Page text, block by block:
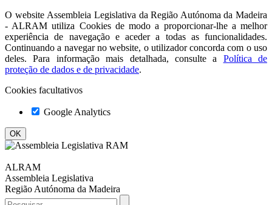
O website Assembleia Legislativa da Região Autónoma da Madeira
- ALRAM utiliza Cookies de modo a proporcionar-lhe a melhor
experiência de navegação e aceder a todas as funcionalidades.
Continuando a navegar no website, o utilizador concorda com o uso
deles. Para informação mais detalhada, consulte a
Política de
proteção de dados e de privacidade.
Cookies facultativos
Google Analytics
ALRAM
Assembleia Legislativa
Região Autónoma da Madeira